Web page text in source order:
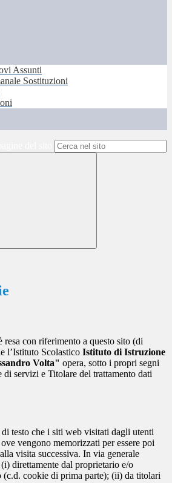
Assunti
Sostituzioni
resa con riferimento a questo sito (di
l’Istituto Scolastico Istituto di Istruzione
Volta" opera, sotto i propri segni
servizi e Titolare del trattamento dati
testo che i siti web visitati dagli utenti
vengono memorizzati per essere poi
visita successiva. In via generale
direttamente dal proprietario e/o
(c.d. cookie di prima parte); (ii) da titolari